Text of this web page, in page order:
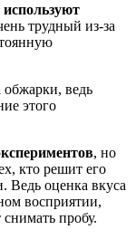
используют
трудный из-за
обжарки, ведь
этого
, но
кто решит его
Ведь оценка вкуса
восприятии,
снимать пробу.